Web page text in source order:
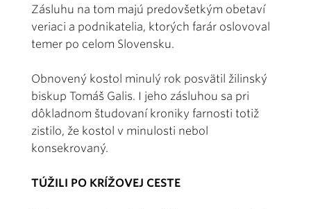
Zásluhu na tom majú predovšetkým obetaví
veriaci a podnikatelia, ktorých farár oslovoval
temer po celom Slovensku.
Obnovený kostol minulý rok posvätil žilinský
biskup Tomáš Galis. I jeho zásluhou sa pri
dôkladnom študovaní kroniky farnosti totiž
zistilo, že kostol v minulosti nebol
konsekrovaný.
TÚŽILI PO KRÍŽOVEJ CESTE